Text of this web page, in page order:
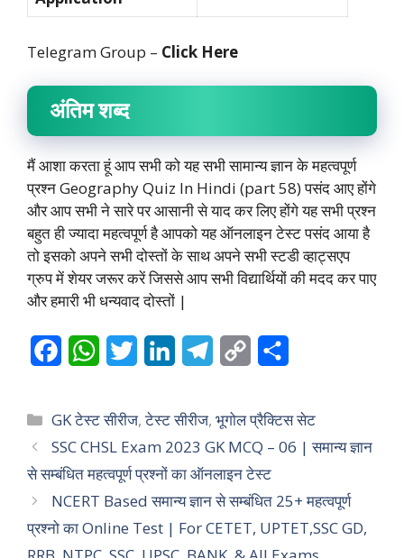
Telegram Group – Click Here
अंतिम शब्द
मैं आशा करता हूं आप सभी को यह सभी सामान्य ज्ञान के महत्वपूर्ण
प्रश्न Geography Quiz In Hindi (part 58) पसंद आए होंगे
और आप सभी ने सारे पर आसानी से याद कर लिए होंगे यह सभी प्रश्न
बहुत ही ज्यादा महत्वपूर्ण है आपको यह ऑनलाइन टेस्ट पसंद आया है
तो इसको अपने सभी दोस्तों के साथ अपने सभी स्टडी व्हाट्सएप
ग्रुप में शेयर जरूर करें जिससे आप सभी विद्यार्थियों की मदद कर पाए
और हमारी भी धन्यवाद दोस्तों |
c
e
b
o
o
W
a
t
s
A
p
i
t
t
e
r
n
k
e
d
l
e
g
r
a
p
y
L
i
n
a
r
Categories
GK टेस्ट सीरीज,टेस्ट सीरीज,भूगोल प्रैक्टिस सेट
SSC CHSL Exam 2023 GK MCQ – 06 | समान्य ज्ञान
से सम्बंधित महत्वपूर्ण प्रश्नों का ऑनलाइन टेस्ट
NCERT Based समान्य ज्ञान से सम्बंधित 25+ महत्वपूर्ण
प्रश्नो का Online Test | For CETET, UPTET,SSC GD,